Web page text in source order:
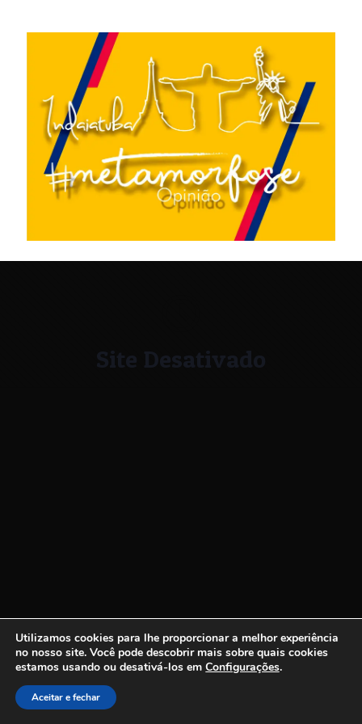
Site Desativado
Utilizamos cookies para lhe proporcionar a melhor experiência
no nosso site. Você pode descobrir mais sobre quais cookies
estamos usando ou desativá-los em Configurações.
Aceitar e fechar